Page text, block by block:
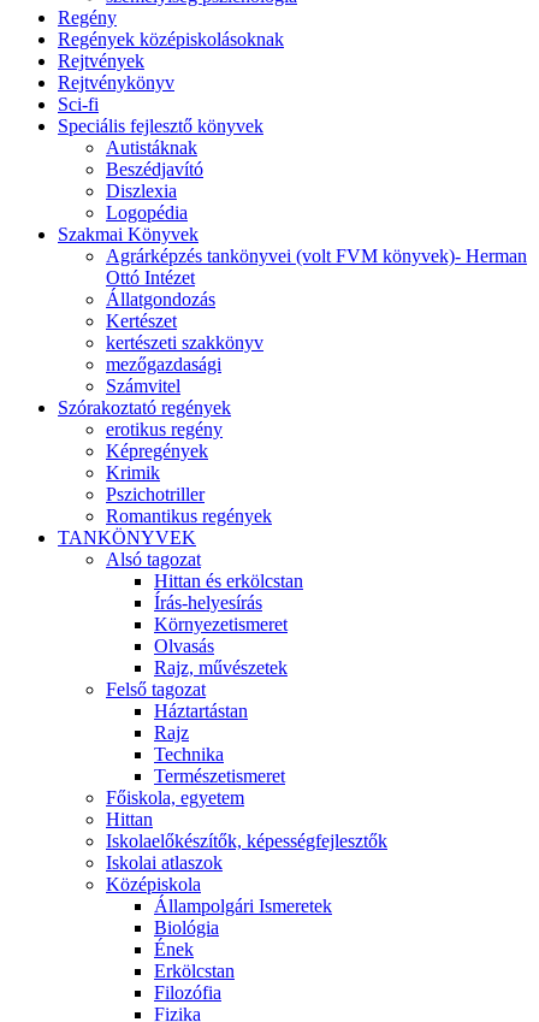
Regény
Regények középiskolásoknak
Rejtvények
Rejtvénykönyv
Sci-fi
Speciális fejlesztő könyvek
Autistáknak
Beszédjavító
Diszlexia
Logopédia
Szakmai Könyvek
Agrárképzés tankönyvei (volt FVM könyvek)- Herman
Ottó Intézet
Állatgondozás
Kertészet
kertészeti szakkönyv
mezőgazdasági
Számvitel
Szórakoztató regények
erotikus regény
Képregények
Krimik
Pszichotriller
Romantikus regények
TANKÖNYVEK
Alsó tagozat
Hittan és erkölcstan
Írás-helyesírás
Környezetismeret
Olvasás
Rajz, művészetek
Felső tagozat
Háztartástan
Rajz
Technika
Természetismeret
Főiskola, egyetem
Hittan
Iskolaelőkészítők, képességfejlesztők
Iskolai atlaszok
Középiskola
Állampolgári Ismeretek
Biológia
Ének
Erkölcstan
Filozófia
Fizika